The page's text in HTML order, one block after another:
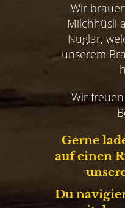
Wir
Milchhüsli
Nuglar,
unserem
Wir
Gerne
auf einen
Du